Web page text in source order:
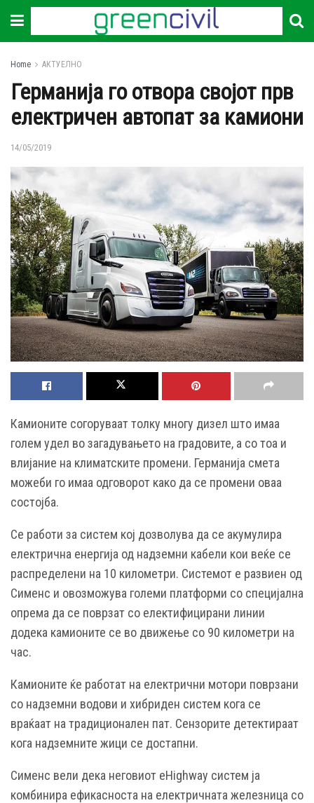
Home АКТУЕЛНО
Германија го отвора својот прв
електричен автопат за камиони
14/05/2019
Камионите согоруваат толку многу дизел што имаа
голем удел во загадувањето на градовите, а со тоа и
влијание на климатските промени. Германија смета
можеби го имаа одговорот како да се промени оваа
состојба.
Се работи за систем кој дозволува да се акумулира
електрична енергија од надземни кабели кои веќе се
распределени на 10 километри. Системот е развиен од
Сименс и овозможува големи платформи со специјална
опрема да се поврзат со електифицирани линии
додека камионите се во движење со 90 километри на
час.
Камионите ќе работат на електрични мотори поврзани
со надземни водови и хибриден систем кога се
враќаат на традиционален пат. Сензорите детектираат
кога надземните жици се достапни.
Сименс вели дека неговиот eHighway систем ја
комбинира ефикасноста на електричната железница со